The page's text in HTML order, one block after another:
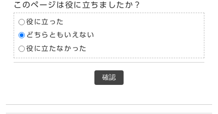
このページは役に立ちましたか？
役に立った
どちらともいえない
役に立たなかった
確認